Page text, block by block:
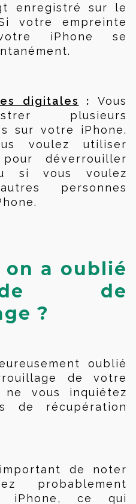
enregistré sur le
votre empreinte
iPhone se
digitales :
Vous
plusieurs
sur votre iPhone.
voulez utiliser
déverrouiller
si vous voulez
personnes
on a oublié
de
?
oublié
de votre
ne vous inquiétez
de récupération
de noter
probablement
iPhone, ce qui